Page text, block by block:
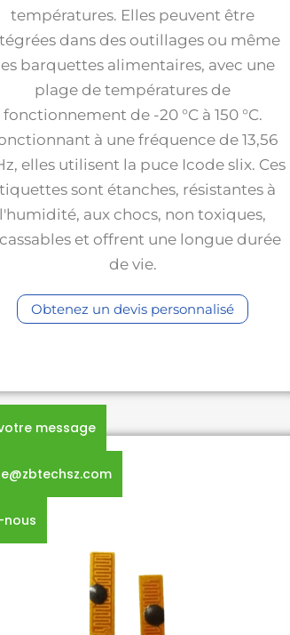
températures. Elles peuvent être
dans des outillages ou même
barquettes alimentaires, avec une
plage de températures de
fonctionnement de -20 °C à 150 °C.
à une fréquence de 13,56
elles utilisent la puce Icode slix. Ces
sont étanches, résistantes à
l'humidité, aux chocs, non toxiques,
et offrent une longue durée
de vie.
Obtenez un devis personnalisé
message